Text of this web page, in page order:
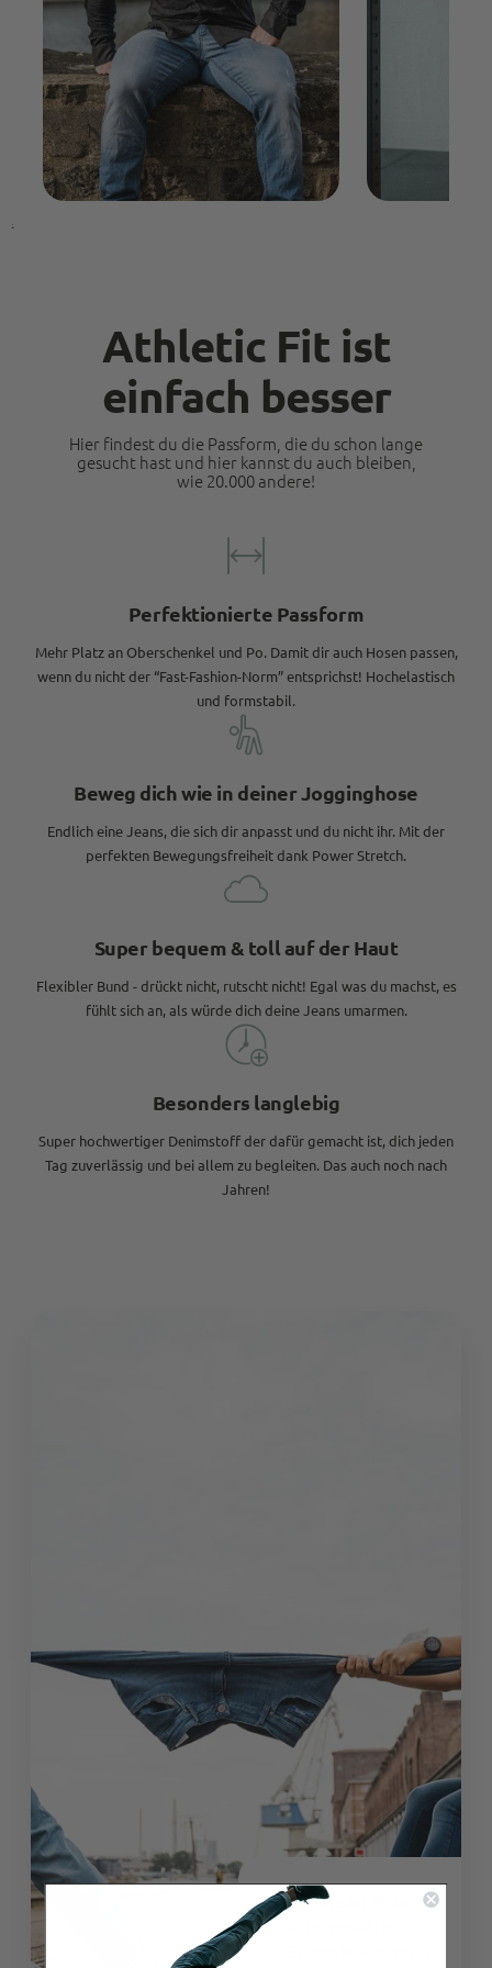
Athletic Fit ist
einfach besser
Hier findest du die Passform, die du schon lange
gesucht hast und hier kannst du auch bleiben,
wie 20.000 andere!
Perfektionierte Passform
Mehr Platz an Oberschenkel und Po. Damit dir auch Hosen passen,
wenn du nicht der “Fast-Fashion-Norm” entsprichst! Hochelastisch
und formstabil.
Beweg dich wie in deiner Jogginghose
Endlich eine Jeans, die sich dir anpasst und du nicht ihr. Mit der
perfekten Bewegungsfreiheit dank Power Stretch.
Super bequem & toll auf der Haut
Flexibler Bund - drückt nicht, rutscht nicht! Egal was du machst, es
fühlt sich an, als würde dich deine Jeans umarmen.
Besonders langlebig
Super hochwertiger Denimstoff der dafür gemacht ist, dich jeden
Tag zuverlässig und bei allem zu begleiten. Das auch noch nach
Jahren!
Nie wieder Risse
4,9Rating 933Bewertungen